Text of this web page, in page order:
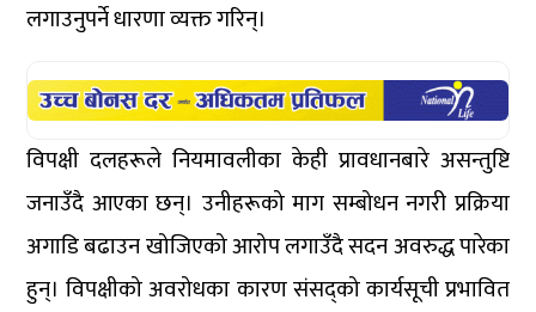
लगाउनुपर्ने धारणा व्यक्त गरिन्।
विपक्षी दलहरूले नियमावलीका केही प्रावधानबारे असन्तुष्टि
जनाउँदै आएका छन्। उनीहरूको माग सम्बोधन नगरी प्रक्रिया
अगाडि बढाउन खोजिएको आरोप लगाउँदै सदन अवरुद्ध पारेका
हुन्। विपक्षीको अवरोधका कारण संसद्को कार्यसूची प्रभावित